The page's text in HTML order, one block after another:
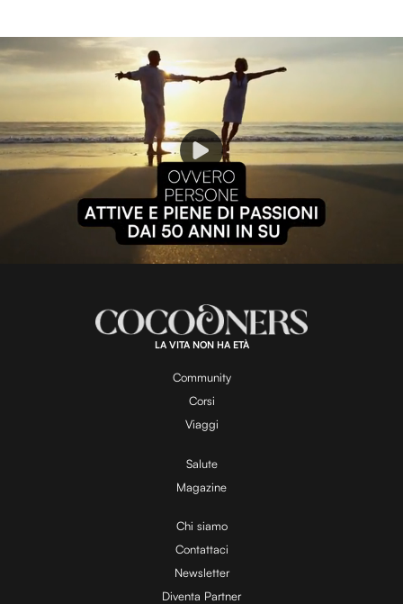
P
l
a
y
V
i
d
:
1
0
0
.
0
LA VITA NON HA ETÀ
Community
Corsi
Viaggi
Salute
Magazine
Chi siamo
Contattaci
Newsletter
Diventa Partner